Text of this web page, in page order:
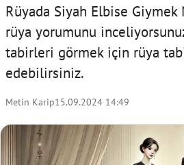
Rüyada Siyah Elbise Giymek
rüya yorumunu
tabirleri görmek için rüya
edebilirsiniz.
Metin Karip15.09.2024 14:49